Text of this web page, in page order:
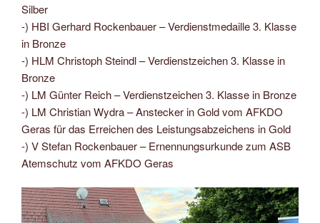
Silber
-) HBI Gerhard Rockenbauer – Verdienstmedaille 3. Klasse
in Bronze
-) HLM Christoph Steindl – Verdienstzeichen 3. Klasse in
Bronze
-) LM Günter Reich – Verdienstzeichen 3. Klasse in Bronze
-) LM Christian Wydra – Anstecker in Gold vom AFKDO
Geras für das Erreichen des Leistungsabzeichens in Gold
-) V Stefan Rockenbauer – Ernennungsurkunde zum ASB
Atemschutz vom AFKDO Geras